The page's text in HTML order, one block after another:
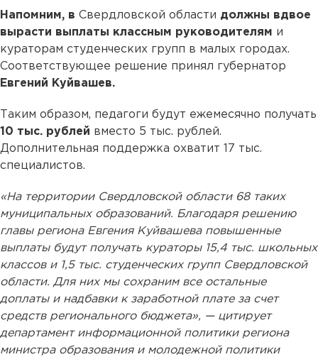
Напомним, в Свердловской области должны вдвое
вырасти выплаты классным руководителям и
кураторам студенческих групп в малых городах.
Соответствующее решение принял губернатор
Евгений Куйвашев.
Таким образом, педагоги будут ежемесячно получать
10 тыс. рублей вместо 5 тыс. рублей.
Дополнительная поддержка охватит 17 тыс.
специалистов.
«На территории Свердловской области 68 таких
муниципальных образований. Благодаря решению
главы региона Евгения Куйвашева повышенные
выплаты будут получать кураторы 15,4 тыс. школьных
классов и 1,5 тыс. студенческих групп Свердловской
области. Для них мы сохраним все остальные
доплаты и надбавки к заработной плате за счет
средств регионального бюджета», — цитирует
департамент информационной политики региона
министра образования и молодежной политики